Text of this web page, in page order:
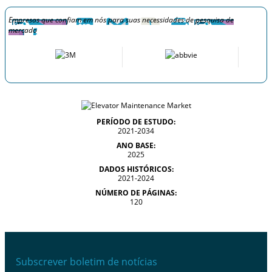
Empresas que confiam em nós para suas necessidades de pesquisa de
mercado
PERÍODO DE ESTUDO:
2021-2034
ANO BASE:
2025
DADOS HISTÓRICOS:
2021-2024
NÚMERO DE PÁGINAS:
120
Subscrever boletim de notícias